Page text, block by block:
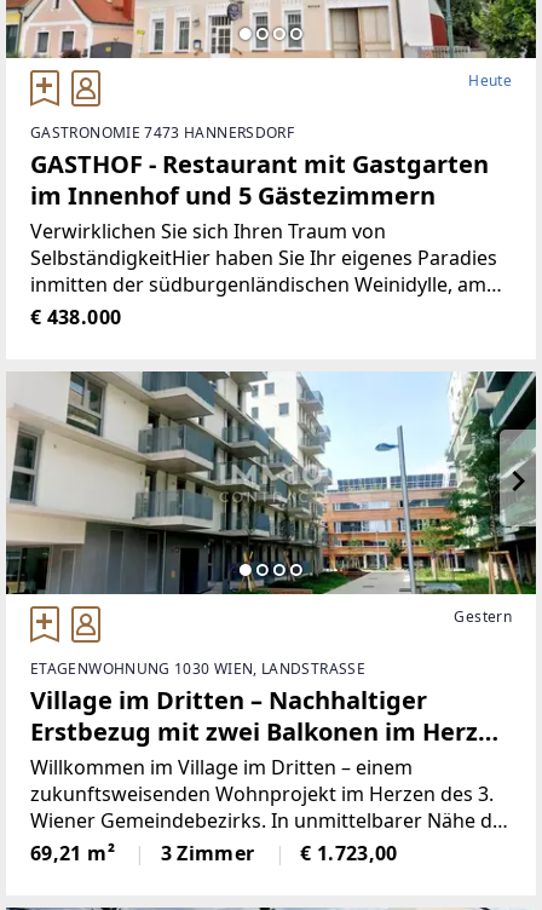
Heute
GASTRONOMIE 7473 HANNERSDORF
GASTHOF - Restaurant mit Gastgarten
im Innenhof und 5 Gästezimmern
Verwirklichen Sie sich Ihren Traum von
SelbständigkeitHier haben Sie Ihr eigenes Paradies
inmitten der südburgenländischen Weinidylle, am
Fuße des Hannerberges.Gasthaus,
€ 438.000
Gestern
ETAGENWOHNUNG 1030 WIEN, LANDSTRASSE
Village im Dritten – Nachhaltiger
Erstbezug mit zwei Balkonen im Herzen
der Landstraße
Willkommen im Village im Dritten – einem
zukunftsweisenden Wohnprojekt im Herzen des 3.
Wiener Gemeindebezirks. In unmittelbarer Nähe der
Landstraßer Hauptstraße vereint dieses moderne
Quartier urbanes Wohnen, Nachhaltigkeit und
69,21 m² 3 Zimmer € 1.723,00